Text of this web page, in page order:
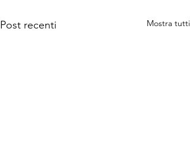
Post recenti Mostra tutti